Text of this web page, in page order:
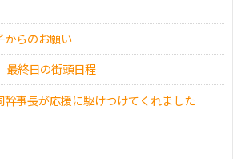
からのお願い
最終日の街頭日程
幹事長が応援に駆けつけてくれました